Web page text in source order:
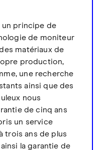
un principe de
de moniteur
matériaux de
production,
une recherche
ainsi que des
nous
de cinq ans
un service
trois ans de plus
la garantie de